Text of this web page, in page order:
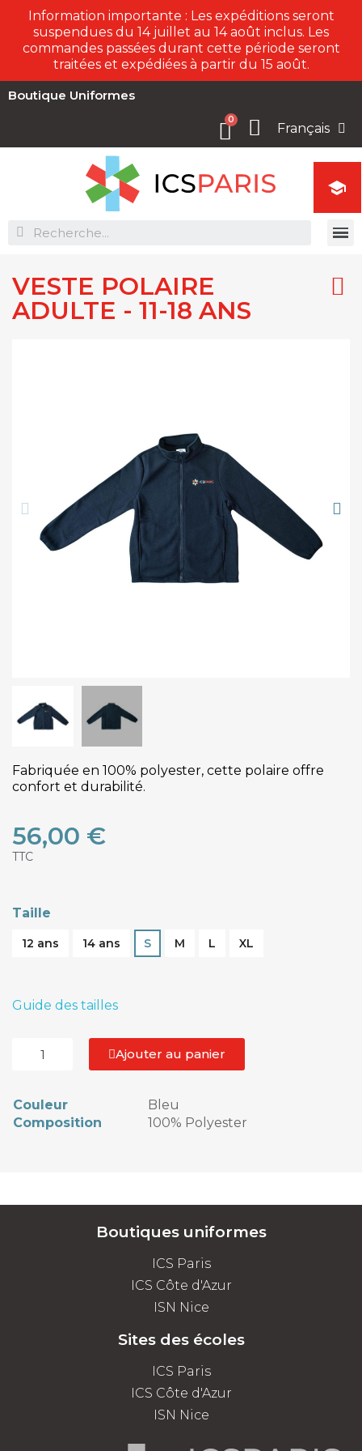
Information importante : Les expéditions seront
suspendues du 14 juillet au 14 août inclus. Les
commandes passées durant cette période seront
traitées et expédiées à partir du 15 août.
Boutique Uniformes
Français
VESTE POLAIRE
ADULTE - 11-18 ANS
Fabriquée en 100% polyester, cette polaire offre
confort et durabilité.
56,00 €
TTC
Taille
12 ans 14 ans S M L XL
Guide des tailles
Ajouter au panier
Couleur
Bleu
Composition
100% Polyester
Boutiques uniformes
ICS Paris
ICS Côte d'Azur
ISN Nice
Sites des écoles
ICS Paris
ICS Côte d'Azur
ISN Nice
